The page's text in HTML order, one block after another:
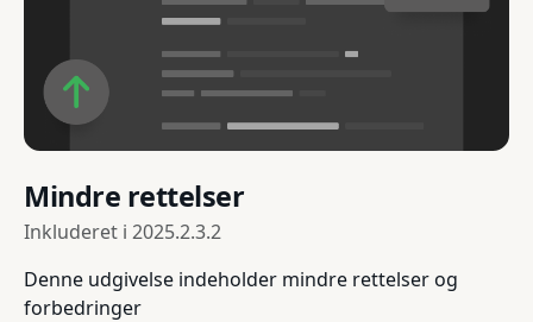
Mindre rettelser
Inkluderet i 2025.2.3.2
Denne udgivelse indeholder mindre rettelser og
forbedringer